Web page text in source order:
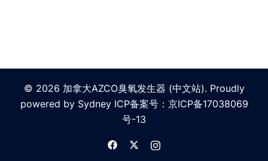
© 2026 加拿大AZCO臭氧发生器 (中文站). Proudly
powered by SydneyICP备案号： 京ICP备17038069
号-13